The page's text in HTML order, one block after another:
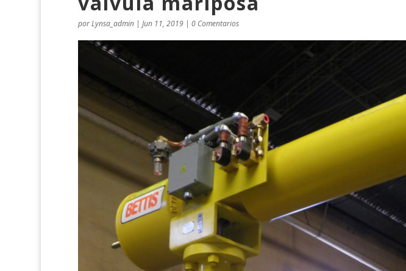
porLynsa_admin| Jun 11, 2019| 0 Comentarios